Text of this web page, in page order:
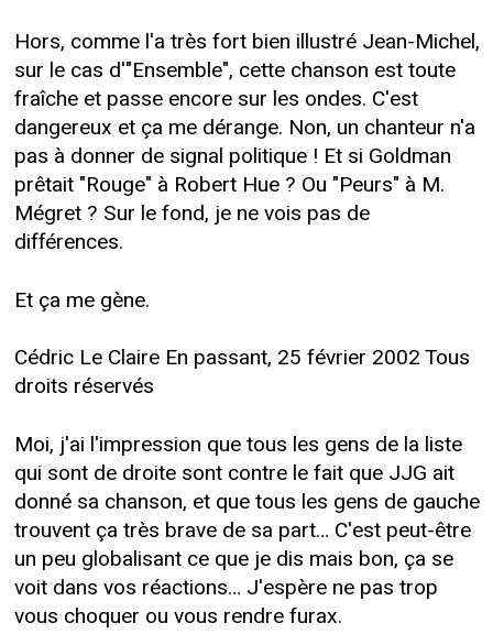
Hors, comme l'a très fort bien illustré Jean-Michel,
sur le cas d'"Ensemble", cette chanson est toute
fraîche et passe encore sur les ondes. C'est
dangereux et ça me dérange. Non, un chanteur n'a
pas à donner de signal politique ! Et si Goldman
prêtait "Rouge" à Robert Hue ? Ou "Peurs" à M.
Mégret ? Sur le fond, je ne vois pas de
différences.
Et ça me gène.
Cédric Le Claire En passant, 25 février 2002 Tous
droits réservés
Moi, j'ai l'impression que tous les gens de la liste
qui sont de droite sont contre le fait que JJG ait
donné sa chanson, et que tous les gens de gauche
trouvent ça très brave de sa part… C'est peut-être
un peu globalisant ce que je dis mais bon, ça se
voit dans vos réactions… J'espère ne pas trop
vous choquer ou vous rendre furax.